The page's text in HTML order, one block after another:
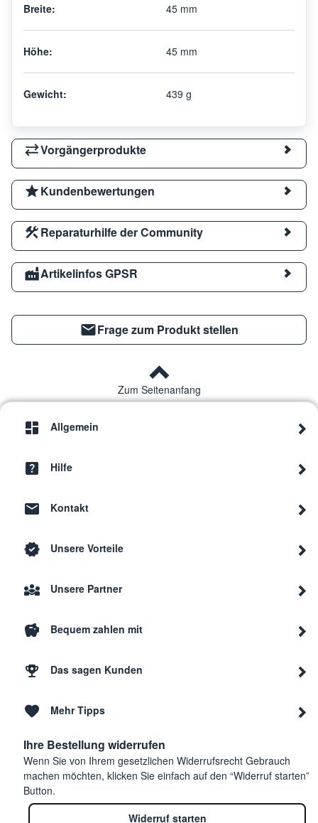
Breite: 45 mm
Höhe: 45 mm
Gewicht: 439 g
Vorgängerprodukte
Kundenbewertungen
Reparaturhilfe der Community
Artikelinfos GPSR
Frage zum Produkt stellen
Zum Seitenanfang
Allgemein
Hilfe
Kontakt
Unsere Vorteile
Unsere Partner
Bequem zahlen mit
Das sagen Kunden
Mehr Tipps
Ihre Bestellung widerrufen
Wenn Sie von Ihrem gesetzlichen Widerrufsrecht Gebrauch
machen möchten, klicken Sie einfach auf den “Widerruf starten”
Button.
Widerruf starten